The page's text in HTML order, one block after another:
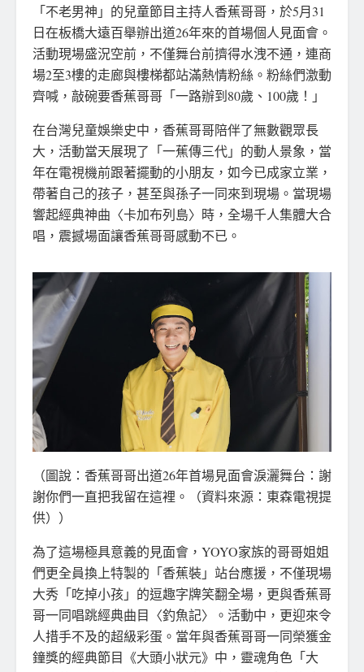
「不老男神」的兒童節目主持人香蕉哥哥，於5月31
日在板橋大遠百舉辦出道26年來的首場個人見面會。
活動現場盛況空前，不僅舞台前擠得水洩不通，連商
場2至3樓的走廊與樓梯都站滿熱情粉絲。粉絲們激動
齊喊，敲碗要香蕉哥哥「一路辦到80歲、100歲！」
在台灣兒童娛樂史中，香蕉哥哥陪伴了無數觀眾長
大，活動當天展現了「一蕉傳三代」的動人景象，當
年在電視機前跟著擺動的小朋友，如今已成家立業，
帶著自己的孩子，甚至與孫子一同來到現場。當現場
響起經典神曲〈卡加布列島〉時，全場千人集體大合
唱，震撼場面讓香蕉哥哥感動不已。
（圖說：香蕉哥哥出道26年首場見面會淚灑舞台：謝
謝你們一直把我留在這裡。（資料來源：東森電視提
供））
為了這場極具意義的見面會，YOYO家族的哥哥姐姐
們更全員換上特製的「香蕉裝」站台應援，不僅現場
大秀「吃掉小孩」的逗趣字牌笑翻全場，更與香蕉哥
哥一同唱跳經典曲目〈釣魚記〉。活動中，更迎來令
人措手不及的超級彩蛋。當年與香蕉哥哥一同榮獲金
鐘獎的經典節目《大頭小狀元》中，靈魂角色「大